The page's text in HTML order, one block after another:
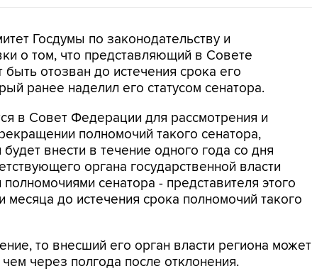
Госдумы по законодательству и
о том, что представляющий в Совете
отозван до истечения срока его
ранее наделил его статусом сенатора.
в Совет Федерации для рассмотрения и
полномочий такого сенатора,
внести в течение одного года со дня
органа государственной власти
сенатора - представителя этого
до истечения срока полномочий такого
то внесший его орган власти региона может
через полгода после отклонения.